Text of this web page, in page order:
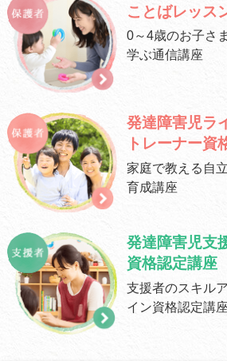
ことばレッス
0～4歳のお子さ
学ぶ通信講座
発達障害児ラ
トレーナー資
家庭で教える自
育成講座
発達障害児支
資格認定講座
支援者のスキル
イン資格認定講座